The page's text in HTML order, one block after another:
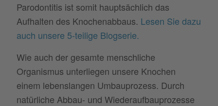
Parodontitis ist somit hauptsächlich das
Aufhalten des Knochenabbaus. Lesen Sie dazu
auch unsere 5-teilige Blogserie.
Wie auch der gesamte menschliche
Organismus unterliegen unsere Knochen
einem lebenslangen Umbauprozess. Durch
natürliche Abbau- und Wiederaufbauprozesse